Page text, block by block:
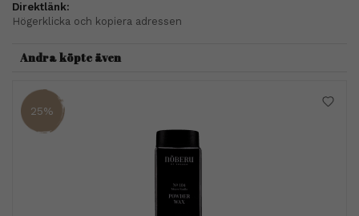
Direktlänk:
Högerklicka och kopiera adressen
Andra köpte även
25%